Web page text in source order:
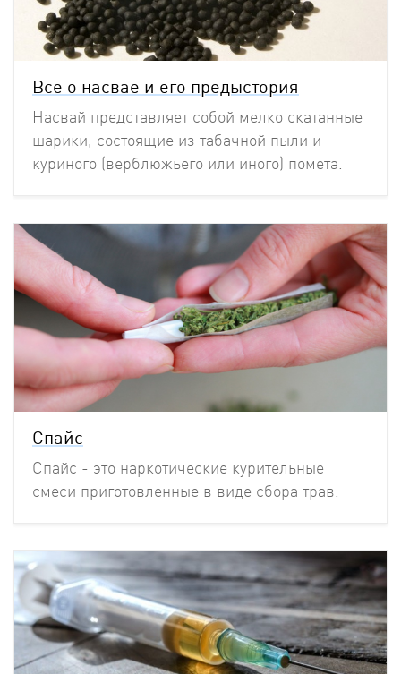
Все о насвае и его предыстория
Насвай представляет собой мелко скатанные
шарики, состоящие из табачной пыли и
куриного (верблюжьего или иного) помета.
Спайс
Спайс - это наркотические курительные
смеси приготовленные в виде сбора трав.